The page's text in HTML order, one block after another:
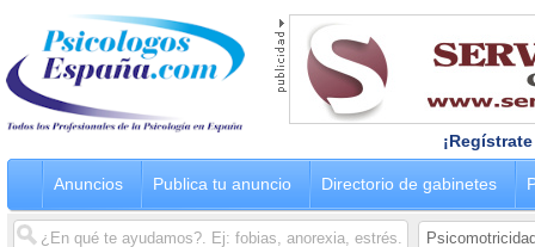
Anuncios Publica tu anuncio Directorio de gabinetes